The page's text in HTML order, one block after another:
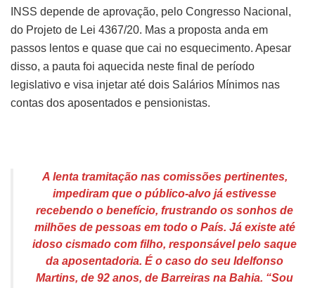
INSS depende de aprovação, pelo Congresso Nacional,
do Projeto de Lei 4367/20. Mas a proposta anda em
passos lentos e quase que cai no esquecimento. Apesar
disso, a pauta foi aquecida neste final de período
legislativo e visa injetar até dois Salários Mínimos nas
contas dos aposentados e pensionistas.
A lenta tramitação nas comissões pertinentes,
impediram que o público-alvo já estivesse
recebendo o benefício, frustrando os sonhos de
milhões de pessoas em todo o País. Já existe até
idoso cismado com filho, responsável pelo saque
da aposentadoria. É o caso do seu Idelfonso
Martins, de 92 anos, de Barreiras na Bahia. “Sou